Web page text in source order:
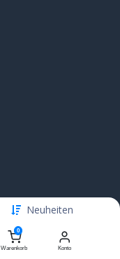
Neuheiten
0
Warenkorb Konto
vorbehalten